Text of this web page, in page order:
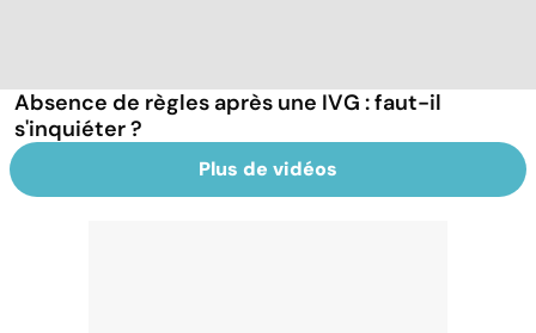
Absence de règles après une IVG : faut-il
s'inquiéter ?
Plus de vidéos